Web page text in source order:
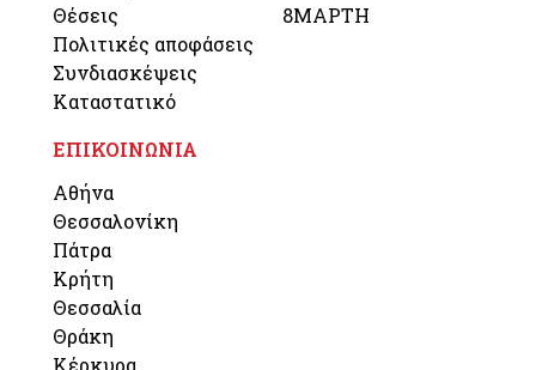
Θέσεις
Πολιτικές αποφάσεις
Συνδιασκέψεις
Καταστατικό
8ΜΑΡΤΗ
ΕΠΙΚΟΙΝΩΝΙΑ
Αθήνα
Θεσσαλονίκη
Πάτρα
Κρήτη
Θεσσαλία
Θράκη
Κέρκυρα